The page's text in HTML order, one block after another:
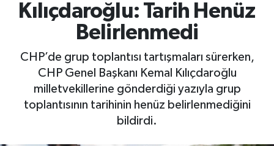
Kılıçdaroğlu: Tarih Henüz
Belirlenmedi
CHP’de grup toplantısı tartışmaları sürerken,
CHP Genel Başkanı Kemal Kılıçdaroğlu
milletvekillerine gönderdiği yazıyla grup
toplantısının tarihinin henüz belirlenmediğini
bildirdi.
Bitcoin
Şirket Haberleri
Borsa Gundem
BIST 100 Isı Haritası